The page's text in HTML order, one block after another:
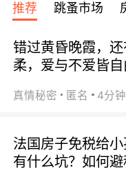
宾馆 108欧/天起
全程756欧/位
推荐 跳蚤市场
错过黄昏晚霞，
柔，爱与不爱皆自
真情秘密 匿名 4分
法国房子免税给
有什么坑？如何避